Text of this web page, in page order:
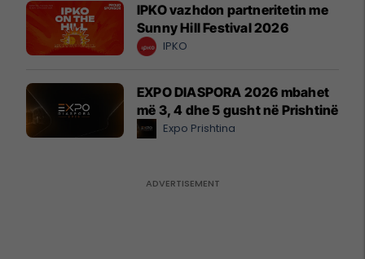
IPKO vazhdon partneritetin me
Sunny Hill Festival 2026
IPKO
EXPO DIASPORA 2026 mbahet
më 3, 4 dhe 5 gusht në Prishtinë
Expo Prishtina